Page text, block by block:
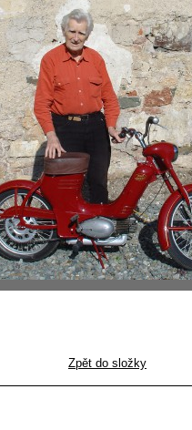
Zpět do složky